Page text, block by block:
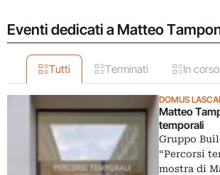
Eventi dedicati a Matteo
Tutti Terminati In corso
DOMUS
Matteo
temporali
Gruppo
“Percorsi
mostra di